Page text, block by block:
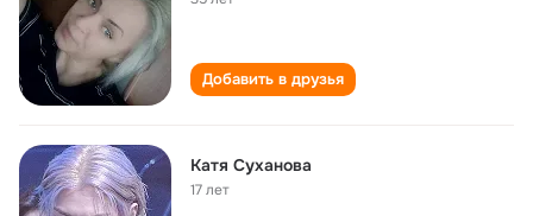
Добавить в друзья
Катя Суханова
17 лет